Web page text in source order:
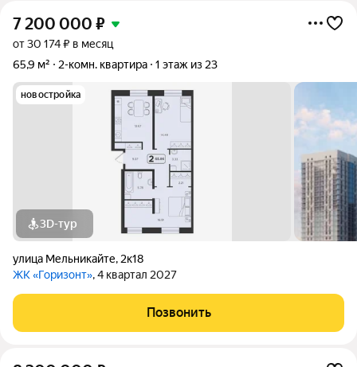
7 200 000 ₽
от 30 174 ₽ в месяц
65,9 м²
2-комн. квартира 1 этаж из 23
новостройка
3D-тур
улица Мельникайте, 2к18
ЖК «Горизонт», 4 квартал 2027
Позвонить